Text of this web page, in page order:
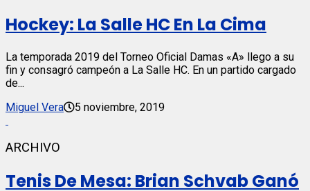
Hockey: La Salle HC En La Cima
La temporada 2019 del Torneo Oficial Damas «A» llego a su
fin y consagró campeón a La Salle HC. En un partido cargado
de...
Miguel Vera
5 noviembre, 2019
ARCHIVO
Tenis De Mesa: Brian Schvab Ganó